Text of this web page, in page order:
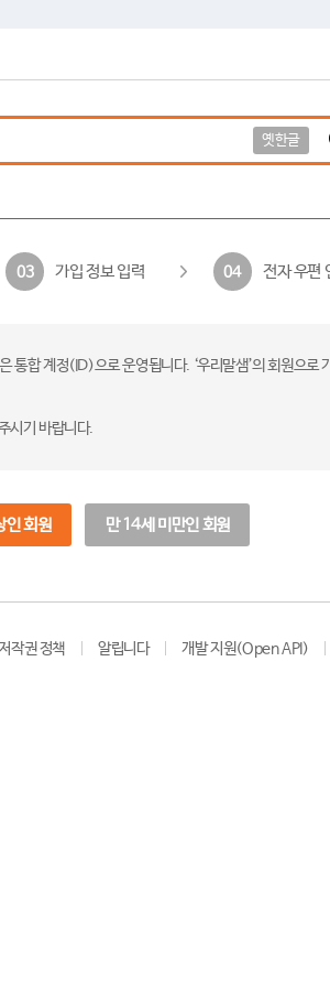
옛한글
03 가입 정보 입력 04 전자 우편
통합 계정(ID)으로 운영됩니다. ‘우리말샘’의 회원으
시기 바랍니다.
인 회원 만 14세 미만인 회원
작권 정책 알립니다 개발 지원(Open API)